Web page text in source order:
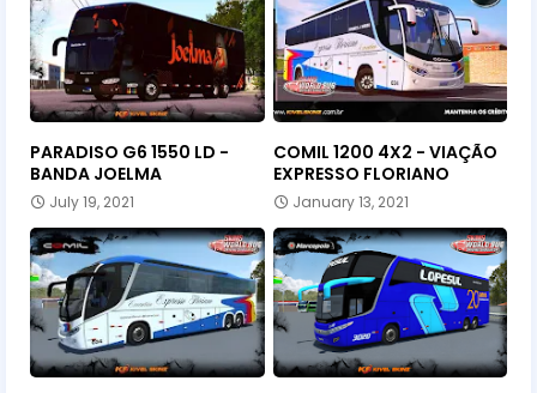
PARADISO G6 1550 LD -
BANDA JOELMA
July 19, 2021
COMIL 1200 4X2 - VIAÇÃO
EXPRESSO FLORIANO
January 13, 2021